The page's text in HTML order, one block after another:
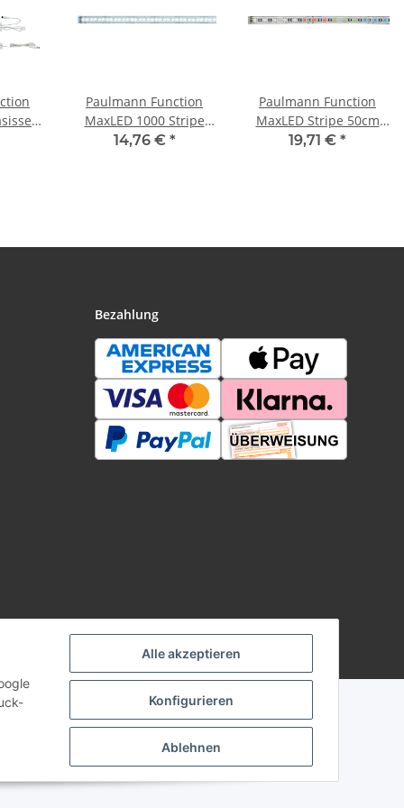
Alle akzeptieren
Konfigurieren
Ablehnen
36VA
Paulmann Function
MaxLED 1000 Stripe
50cm Tageslichtweiß
14,76 € *
Paulmann Function
MaxLED Stripe 50cm
RGBW 6W 24V Silber
19,71 € *
Bezahlung
Powered by